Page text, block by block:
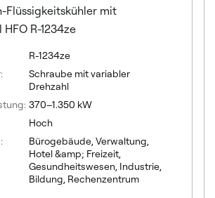
Flüssigkeitskühler mit
R-1234ze
R-1234ze
Schraube mit variabler
Drehzahl
370–1.350 kW
Hoch
Bürogebäude, Verwaltung,
Hotel &amp; Freizeit,
Gesundheitswesen, Industrie,
Bildung, Rechenzentrum